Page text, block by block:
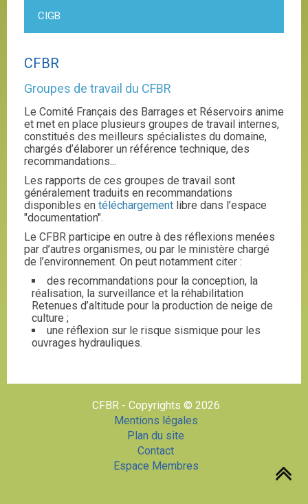
CIGB
CFBR
Groupes de travail du CFBR
Le Comité Français des Barrages et Réservoirs anime
et met en place plusieurs groupes de travail internes,
constitués des meilleurs spécialistes du domaine,
chargés d’élaborer un référence technique, des
recommandations...
Les rapports de ces groupes de travail sont
généralement traduits en recommandations
disponibles en téléchargement libre dans l’espace
"documentation".
Le CFBR participe en outre à des réflexions menées
par d’autres organismes, ou par le ministère chargé
de l’environnement. On peut notamment citer :
des recommandations pour la conception, la
réalisation, la surveillance et la réhabilitation
Retenues d’altitude pour la production de neige de
culture ;
une réflexion sur le risque sismique pour les
ouvrages hydrauliques.
CFBR - Copyrights © 2026
Mentions légales
Plan du site
Contact
Espace Membres